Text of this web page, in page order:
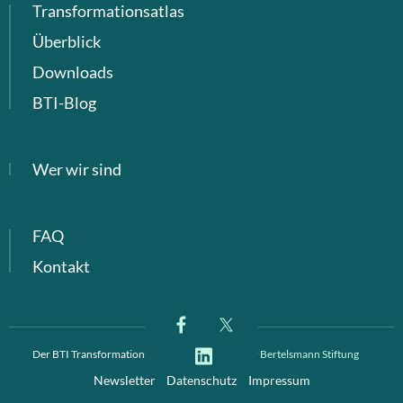
Transformationsatlas
Überblick
Downloads
BTI-Blog
Wer wir sind
FAQ
Kontakt
Der BTI Transformationsindex ist ein Projekt der Bertelsmann Stiftung
Newsletter Datenschutz Impressum